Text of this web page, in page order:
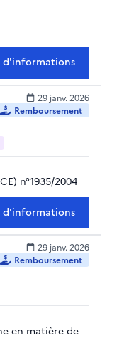
d'informations
29 janv. 2026
Remboursement
n°1935/2004
d'informations
29 janv. 2026
Remboursement
en matière de